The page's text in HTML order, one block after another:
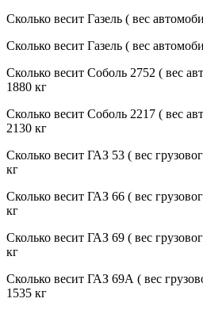
Сколько весит Газель ( вес
Сколько весит Газель ( вес
Сколько весит Соболь 2752 ( вес
1880 кг
Сколько весит Соболь 2217 ( вес
2130 кг
Сколько весит ГАЗ 53 ( вес
кг
Сколько весит ГАЗ 66 ( вес
кг
Сколько весит ГАЗ 69 ( вес
кг
Сколько весит ГАЗ 69А ( вес
1535 кг